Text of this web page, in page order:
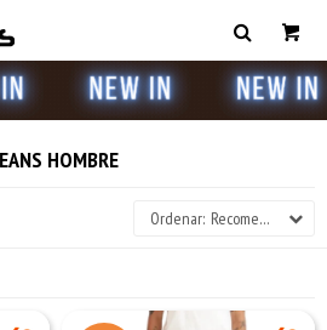
HOMBRE
Recomendados